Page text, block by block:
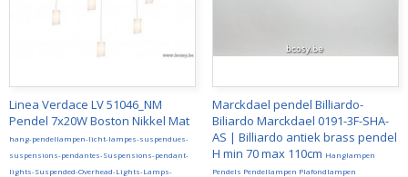
Linea Verdace LV 51046_NM
Pendel 7x20W Boston Nikkel Mat
hang-pendellampen-licht-lampes-suspendues-
suspensions-pendantes-Suspensions-pendant-
lights-Suspended-Overhead-Lights-Lamps-
Marckdael pendel Billiardo-
Biliardo Marckdael 0191-3F-SHA-
AS | Billiardo antiek brass pendel
H min 70 max 110cm Hanglampen
Pendels Pendellampen Plafondlampen